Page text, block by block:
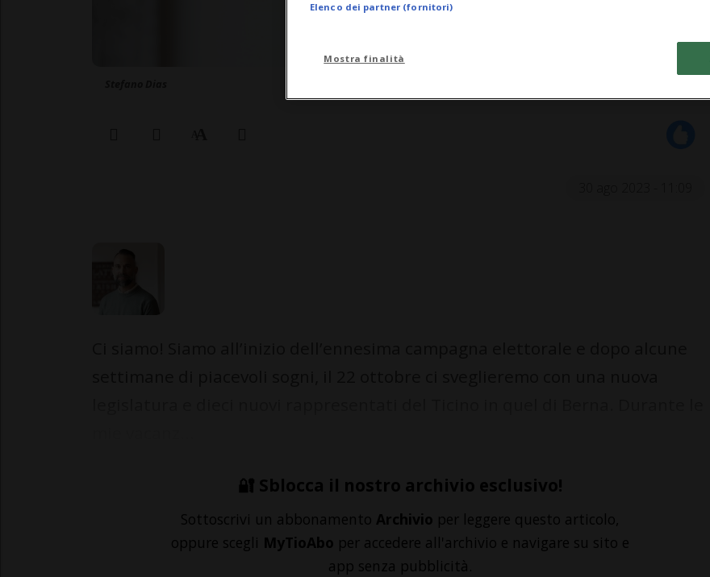
🔐 Sblocca il nostro archivio esclusivo!
Sottoscrivi un abbonamento Archivio per leggere questo articolo,
oppure scegli MyTioAbo per accedere all'archivio e navigare su sito e
app senza pubblicità.
Elenco dei partner (fornitori)
Mostra finalità